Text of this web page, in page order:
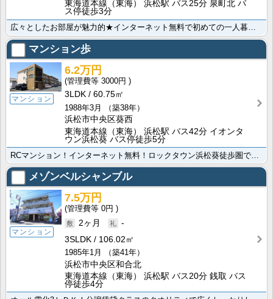
東海道本線（東海） 浜松駅 バス25分 泉町北 バ
ス停徒歩3分
広々としたお部屋が魅力的★インターネット無料で初めての一人暮らしの方にオススメです！浜松西インター、･･･
マンション歩
マンション
6.2万円
3000円
3LDK
60.75㎡
1988年3月
（築38年）
浜松市中央区葵西
東海道本線（東海） 浜松駅 バス42分 イオンタ
ウン浜松葵 バス停徒歩5分
メゾンベルシャンブル
マンション
7.5万円
0円
2ヶ月
-
3SLDK
106.02㎡
1985年1月
（築41年）
浜松市中央区和合北
東海道本線（東海） 浜松駅 バス20分 銭取 バス
停徒歩4分